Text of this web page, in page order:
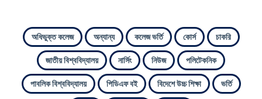
অধিভুক্ত কলেজ অন্যান্য কলেজ ভর্তি কোর্স চাকরি
জাতীয় বিশ্ববিদ্যালয় নার্সিং নিউজ পলিটেকনিক
পাবলিক বিশ্ববিদ্যালয় পিডিএফ বই বিদেশে উচ্চ শিক্ষা ভর্তি